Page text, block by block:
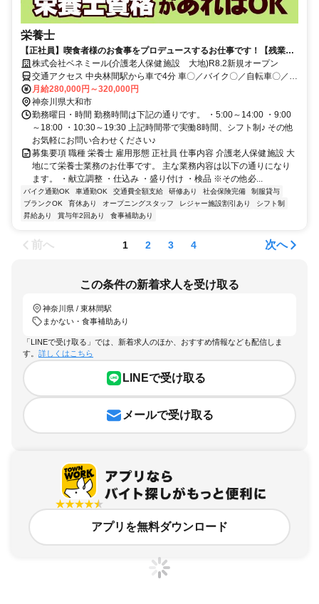
栄養士
【正社員】喫食者様のお食事をプロデュースするお仕事です！【残業月
約5時間／希望休月3回／育児補助】
株式会社ベネミール(介護老人保健施設 大地)R8.2新規オープン
交通アクセス 中央林間駅から車で4分 車〇／バイク〇／自転車〇／公
共交通機関〇
月給280,000円～320,000円
神奈川県大和市
勤務曜日・時間 勤務時間は下記の通りです。 ・5:00～14:00 ・9:00
～18:00 ・10:30～19:30 上記時間帯で実働8時間、シフト制♪ その他
お気軽にお問い合わせください♪
募集要項 職種 栄養士 雇用形態 正社員 仕事内容 介護老人保健施設 大
地にて栄養士業務のお仕事です。 主な業務内容は以下の通りになり
ます。 ・献立調整 ・仕込み ・盛り付け ・検品 ※その他必...
バイク通勤OK 車通勤OK 交通費全額支給 研修あり 社会保険完備
制服貸与
ブランクOK
育休あり オープニングスタッフ レジャー施設割引あり
シフト制
昇給あり
賞与年2回あり 食事補助あり
前へ 1 2 3 4 次へ
この条件の新着求人を受け取る
神奈川県 / 東林間駅
まかない・食事補助あり
「LINEで受け取る」では、新着求人のほか、おすすめ情報なども配信しま
す。 詳しくはこちら
LINEで受け取る
メールで受け取る
アプリを無料ダウンロード